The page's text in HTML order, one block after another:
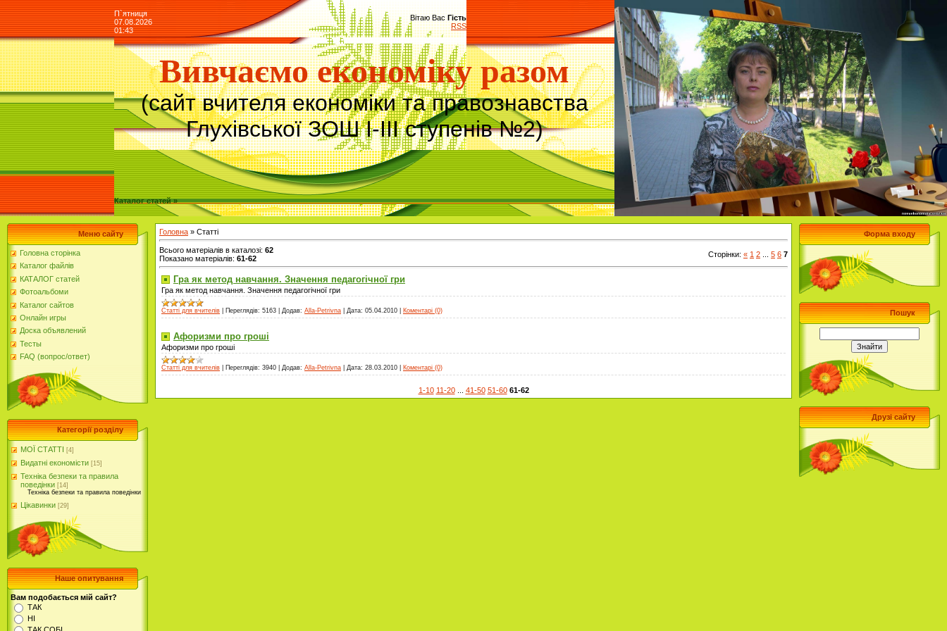
П`ятниця
07.08.2026
01:43
Вітаю Вас Гість
RSS
Вивчаємо економіку разом
(сайт вчителя економіки та правознавства
Глухівської ЗОШ І-ІІІ ступенів №2)
Каталог статей »
Меню сайту
Головна сторінка
Каталог файлів
КАТАЛОГ статей
Фотоальбоми
Каталог сайтов
Онлайн игры
Доска объявлений
Тесты
FAQ (вопрос/ответ)
Категорії розділу
МОЇ СТАТТІ [4]
Видатні економісти [15]
Техніка безпеки та правила
поведінки [14]
Техніка безпеки та правила поведінки
Цікавинки [29]
Наше опитування
Вам подобається мій сайт?
ТАК
НІ
Головна » Статті
Всього матеріалів в каталозі: 62
Показано матеріалів: 61-62 Сторінки: « 1 2 5 6 7
Гра як метод навчання. Значення педагогічної гри
Гра як метод навчання. Значення педагогічної гри
Статті для вчителів Переглядів: 5163 Додав: Alla-Petrivna Дата: 05.04.2010 Коментарі (0)
Афоризми про гроші
Афоризми про гроші
Статті для вчителів Переглядів: 3940 Додав: Alla-Petrivna Дата: 28.03.2010 Коментарі (0)
1-10 11-20 41-50 51-60 61-62
Форма входу
Пошук
Друзі сайту